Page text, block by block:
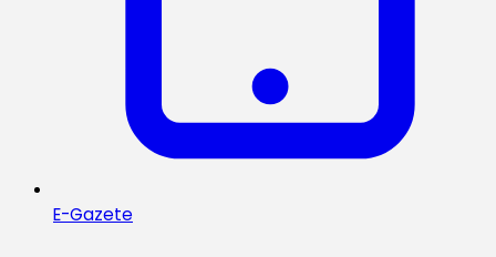
E-Gazete